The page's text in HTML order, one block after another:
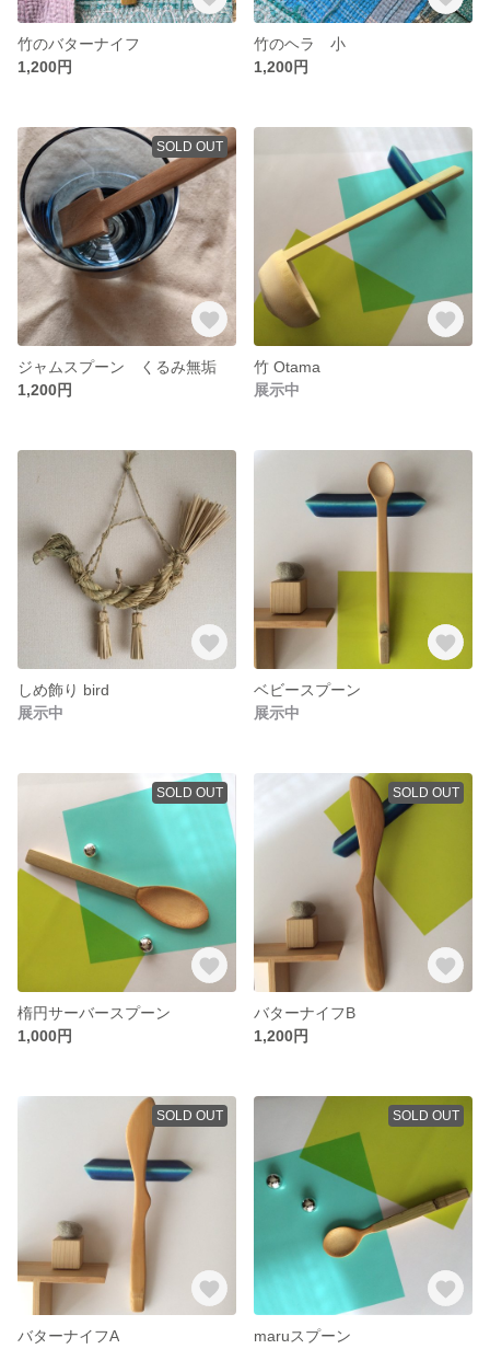
竹のバターナイフ
1,200円
竹のヘラ 小
1,200円
SOLD OUT
ジャムスプーン くるみ無垢
1,200円
竹 Otama
展示中
しめ飾り bird
展示中
ベビースプーン
展示中
SOLD OUT
楕円サーバースプーン
1,000円
SOLD OUT
バターナイフB
1,200円
SOLD OUT
バターナイフA
SOLD OUT
maruスプーン